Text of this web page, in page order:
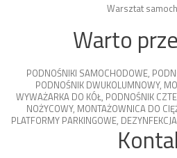
Warsztat
Warto
PODNOŚNIKI SAMOCHODOWE,
PODNOŚNIK DWUKOLUMNOWY,
WYWAŻARKA DO KÓŁ, PODNOŚNIK
NOŻYCOWY, MONTAŻOWNICA DO
PLATFORMY PARKINGOWE,